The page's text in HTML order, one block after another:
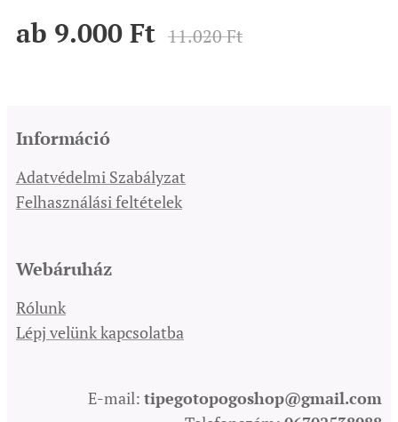
ab 9.000 Ft 11.020Ft
Információ
Adatvédelmi Szabályzat
Felhasználási feltételek
Webáruház
Rólunk
Lépj velünk kapcsolatba
E-mail: tipegotopogoshop@gmail.com